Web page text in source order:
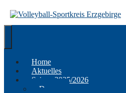
zum
Inhalt
Home
Aktuelles
Saison 2025/2026
Damen